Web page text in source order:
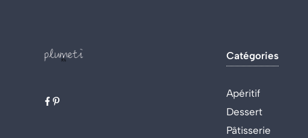
Catégories
Apéritif
Dessert
Pâtisserie